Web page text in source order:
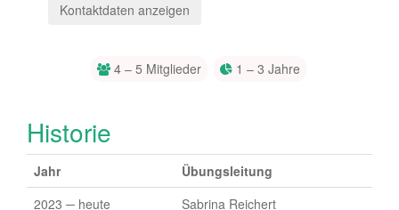
Kontaktdaten anzeigen
4 – 5 Mitglieder 1 – 3 Jahre
Historie
Jahr
Übungsleitung
2023 ─ heute
Sabrina Reichert